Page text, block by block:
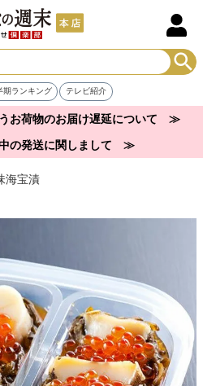
期ランキング テレビ紹介
お荷物のお届け遅延について ≫
中の発送に関しまして ≫
海宝漬